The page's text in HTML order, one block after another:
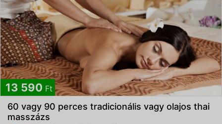
13 590 Ft
60 vagy 90 perces tradicionális vagy olajos thai
masszázs